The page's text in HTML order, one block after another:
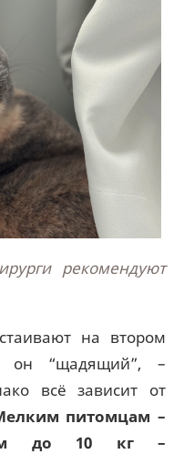
рекомендуют
на втором
он “щадящий”, –
всё зависит от
питомцам –
до 10 кг –